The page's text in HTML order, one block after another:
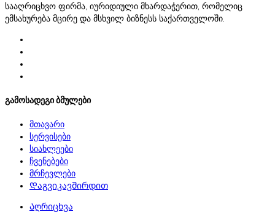
სააღრიცხვო ფირმა, იურიდიული მხარდაჭერით, რომელიც
ემსახურება მცირე და მსხვილ ბიზნესს საქართველოში.
გამოსადეგი ბმულები
მთავარი
სერვისები
სიახლეები
ჩვენებები
მრჩევლები
Დაგვიკავშირდით
Აღრიცხვა